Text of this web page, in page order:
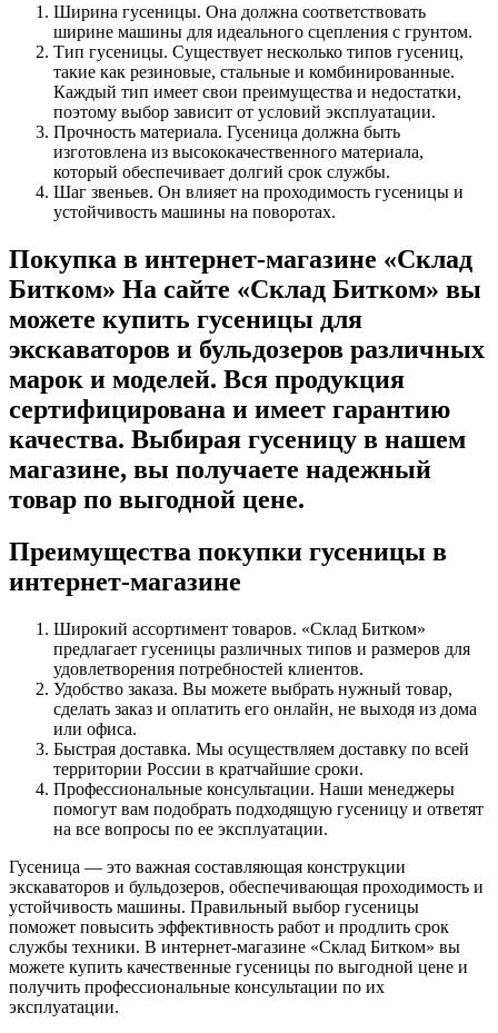
Ширина гусеницы. Она должна соответствовать
ширине машины для идеального сцепления с грунтом.
Тип гусеницы. Существует несколько типов гусениц,
такие как резиновые, стальные и комбинированные.
Каждый тип имеет свои преимущества и недостатки,
поэтому выбор зависит от условий эксплуатации.
Прочность материала. Гусеница должна быть
изготовлена из высококачественного материала,
который обеспечивает долгий срок службы.
Шаг звеньев. Он влияет на проходимость гусеницы и
устойчивость машины на поворотах.
Покупка в интернет-магазине «Склад
Битком» На сайте «Склад Битком» вы
можете купить гусеницы для
экскаваторов и бульдозеров различных
марок и моделей. Вся продукция
сертифицирована и имеет гарантию
качества. Выбирая гусеницу в нашем
магазине, вы получаете надежный
товар по выгодной цене.
Преимущества покупки гусеницы в
интернет-магазине
Широкий ассортимент товаров. «Склад Битком»
предлагает гусеницы различных типов и размеров для
удовлетворения потребностей клиентов.
Удобство заказа. Вы можете выбрать нужный товар,
сделать заказ и оплатить его онлайн, не выходя из дома
или офиса.
Быстрая доставка. Мы осуществляем доставку по всей
территории России в кратчайшие сроки.
Профессиональные консультации. Наши менеджеры
помогут вам подобрать подходящую гусеницу и ответят
на все вопросы по ее эксплуатации.
Гусеница — это важная составляющая конструкции
экскаваторов и бульдозеров, обеспечивающая проходимость и
устойчивость машины. Правильный выбор гусеницы
поможет повысить эффективность работ и продлить срок
службы техники. В интернет-магазине «Склад Битком» вы
можете купить качественные гусеницы по выгодной цене и
получить профессиональные консультации по их
эксплуатации.